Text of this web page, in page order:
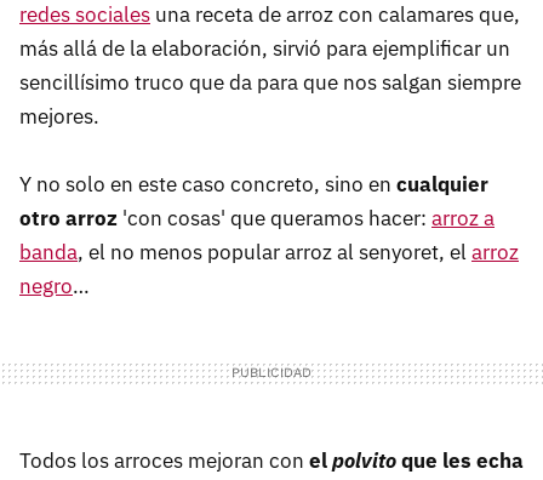
redes sociales una receta de arroz con calamares que,
más allá de la elaboración, sirvió para ejemplificar un
sencillísimo truco que da para que nos salgan siempre
mejores.
Y no solo en este caso concreto, sino en cualquier
otro arroz 'con cosas' que queramos hacer: arroz a
banda, el no menos popular arroz al senyoret, el arroz
negro…
Todos los arroces mejoran con elpolvitoque les echa